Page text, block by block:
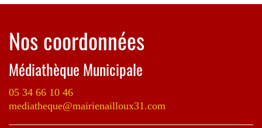
petites quantités)
? Casques à votre disposition pour écouter des
CD's ou visionner un film, à la demande
Nos coordonnées
Médiathèque Municipale
05 34 66 10 46
mediatheque@mairienailloux31.com